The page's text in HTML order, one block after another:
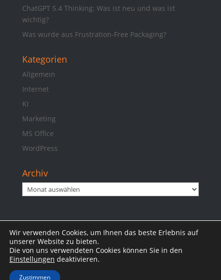
ChatGPT 5.4 Thinking: Was ist neu und was ist
wichtig?
Was wurde aus Frustration-Free Packaging?
Kategorien
Allgemein
Internet
KI
Marketing
MS Office
WordPress
Archiv
Archiv
Impressum Datenschutzerklärung
Wir verwenden Cookies, um Ihnen das beste Erlebnis auf
unserer Website zu bieten.
Die von uns verwendeten Cookies können Sie in den
Einstellungen deaktivieren.
Zustimmen